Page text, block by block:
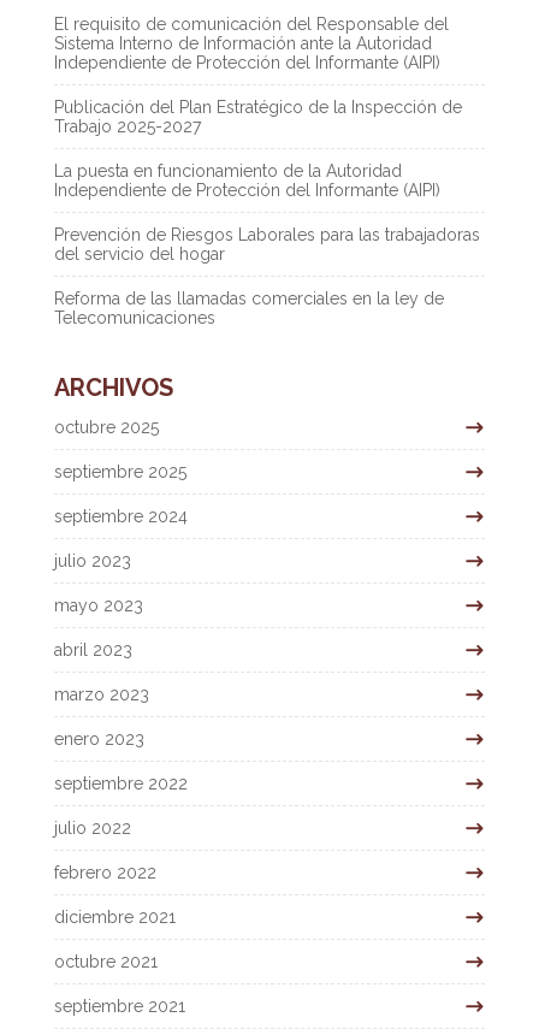
El requisito de comunicación del Responsable del
Sistema Interno de Información ante la Autoridad
Independiente de Protección del Informante (AIPI)
Publicación del Plan Estratégico de la Inspección de
Trabajo 2025-2027
La puesta en funcionamiento de la Autoridad
Independiente de Protección del Informante (AIPI)
Prevención de Riesgos Laborales para las trabajadoras
del servicio del hogar
Reforma de las llamadas comerciales en la ley de
Telecomunicaciones
ARCHIVOS
octubre 2025
septiembre 2025
septiembre 2024
julio 2023
mayo 2023
abril 2023
marzo 2023
enero 2023
septiembre 2022
julio 2022
febrero 2022
diciembre 2021
octubre 2021
septiembre 2021